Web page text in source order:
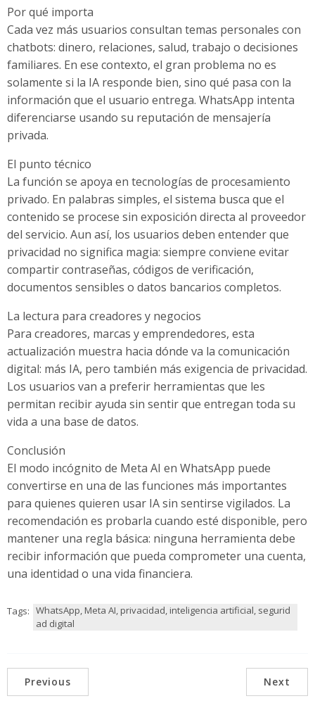
Por qué importa
Cada vez más usuarios consultan temas personales con
chatbots: dinero, relaciones, salud, trabajo o decisiones
familiares. En ese contexto, el gran problema no es
solamente si la IA responde bien, sino qué pasa con la
información que el usuario entrega. WhatsApp intenta
diferenciarse usando su reputación de mensajería
privada.
El punto técnico
La función se apoya en tecnologías de procesamiento
privado. En palabras simples, el sistema busca que el
contenido se procese sin exposición directa al proveedor
del servicio. Aun así, los usuarios deben entender que
privacidad no significa magia: siempre conviene evitar
compartir contraseñas, códigos de verificación,
documentos sensibles o datos bancarios completos.
La lectura para creadores y negocios
Para creadores, marcas y emprendedores, esta
actualización muestra hacia dónde va la comunicación
digital: más IA, pero también más exigencia de privacidad.
Los usuarios van a preferir herramientas que les
permitan recibir ayuda sin sentir que entregan toda su
vida a una base de datos.
Conclusión
El modo incógnito de Meta AI en WhatsApp puede
convertirse en una de las funciones más importantes
para quienes quieren usar IA sin sentirse vigilados. La
recomendación es probarla cuando esté disponible, pero
mantener una regla básica: ninguna herramienta debe
recibir información que pueda comprometer una cuenta,
una identidad o una vida financiera.
Tags: WhatsApp, Meta AI, privacidad, inteligencia artificial, segurid
ad digital
Previous Next